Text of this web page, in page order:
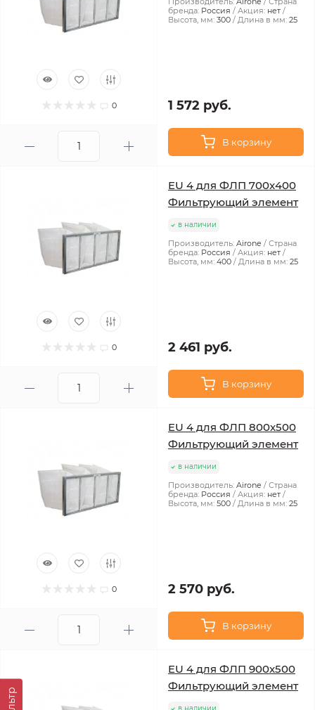
0
бренда: Россия Акция: нет
Высота, мм: 300 Длина в мм: 25
1 572 руб.
В корзину
0
EU 4 для ФЛП 700x400
Фильтрующий элемент
в наличии
Производитель: Airone
Страна
бренда: Россия Акция: нет
Высота, мм: 400 Длина в мм: 25
2 461 руб.
В корзину
0
EU 4 для ФЛП 800x500
Фильтрующий элемент
в наличии
Производитель: Airone
Страна
бренда: Россия Акция: нет
Высота, мм: 500 Длина в мм: 25
2 570 руб.
В корзину
EU 4 для ФЛП 900x500
Фильтрующий элемент